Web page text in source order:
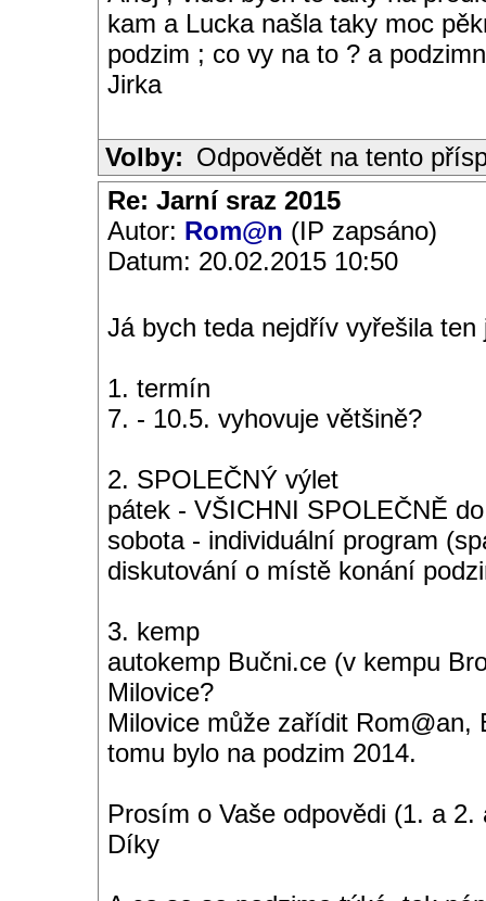
kam a Lucka našla taky moc
podzim ; co vy na to ? a
Jirka
Volby: Odpovědět na tento
Re: Jarní sraz 2015
Autor: Rom@n (IP zapsáno)
Datum: 20.02.2015 10:50
Já bych teda nejdřív vyřešila ten
1. termín
7. - 10.5. vyhovuje většině?
2. SPOLEČNÝ výlet
pátek - VŠICHNI SPOLEČNĚ
sobota - individuální program
diskutování o místě konání
3. kemp
autokemp Bučni.ce (v kempu
Milovice?
Milovice může zařídit
tomu bylo na podzim 2014.
Prosím o Vaše odpovědi (1. a
Díky